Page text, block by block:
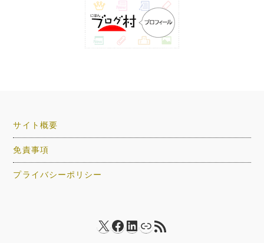
サイト概要
免責事項
プライバシーポリシー
X Facebook
LinkedIn
リンクRSS フィード